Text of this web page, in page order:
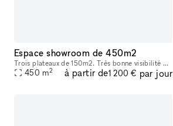
Espace showroom de 450m2
Trois plateaux de 150m2. Très bonne visibilité du boulevard ainsi que du métro aérien. En angle avec 18ml sur le boulevard. Idéal déstockeur, évenements, galerie d'art, ...
450 m2 à partir de1 200 € par jour